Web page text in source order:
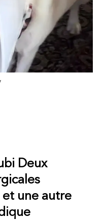
Deux
et une autre